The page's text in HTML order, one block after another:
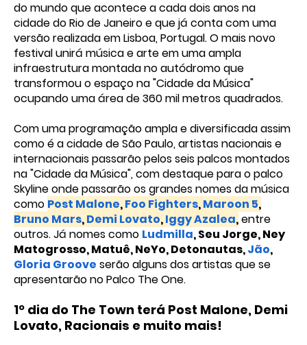
do mundo que acontece a cada dois anos na
cidade do Rio de Janeiro e que já conta com uma
versão realizada em Lisboa, Portugal. O mais novo
festival unirá música e arte em uma ampla
infraestrutura montada no autódromo que
transformou o espaço na "Cidade da Música"
ocupando uma área de 360 mil metros quadrados.
Com uma programação ampla e diversificada assim
como é a cidade de São Paulo, artistas nacionais e
internacionais passarão pelos seis palcos montados
na "Cidade da Música", com destaque para o palco
Skyline onde passarão os grandes nomes da música
como Post Malone,Foo Fighters,Maroon 5,
Bruno Mars,Demi Lovato,Iggy Azalea,entre
outros. Já nomes como Ludmilla, Seu Jorge, Ney
Matogrosso, Matuê, NeYo, Detonautas,Jão,
Gloria Groove serão alguns dos artistas que se
apresentarão no Palco The One.
1º dia do The Town terá Post Malone, Demi
Lovato, Racionais e muito mais!